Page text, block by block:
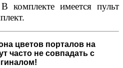
комплекте имеется пульт
цветов порталов на
часто не совпадать с